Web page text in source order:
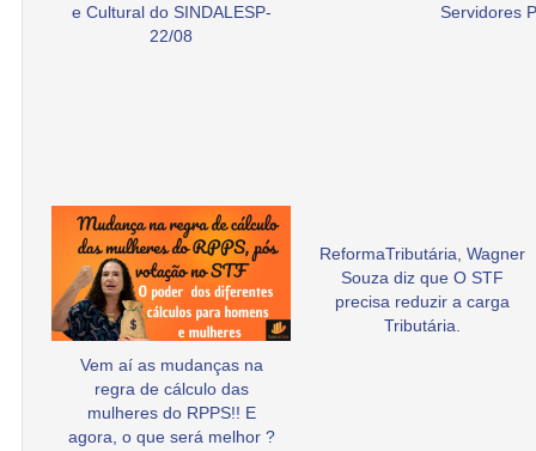
e Cultural do SINDALESP-
22/08
Servidores
Vem aí as mudanças na
regra de cálculo das
mulheres do RPPS!! E
agora, o que será melhor ?
ReformaTributária, Wagner
Souza diz que O STF
precisa reduzir a carga
Tributária.